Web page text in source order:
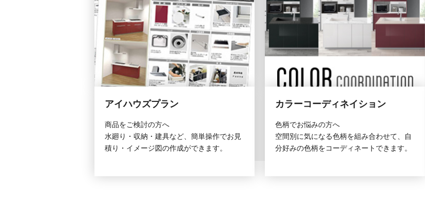
アイハウズプラン
商品をご検討の方へ
水廻り・収納・建具など、簡単操作でお見
積り・イメージ図の作成ができます。
カラーコーディネイション
色柄でお悩みの方へ
空間別に気になる色柄を組み合わせて、自
分好みの色柄をコーディネートできます。